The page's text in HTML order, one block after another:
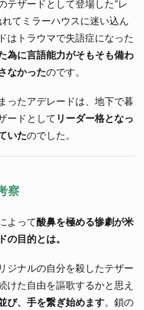
テザードとして登場した”レ
てミラーハウスに迷い込ん
はトラウマで失語症になった
為に言語能力がそもそも備わ
なかったのです。
ったアデレードは、地下で暮
ードとして リーダー格となっ
いたのでした。
察
よって酸鼻を極める惨劇が米
の目的とは。
ジナルの自分を殺したテザー
けた自由を謳歌するかと思え
び、手を繋ぎ始めます。鎖の